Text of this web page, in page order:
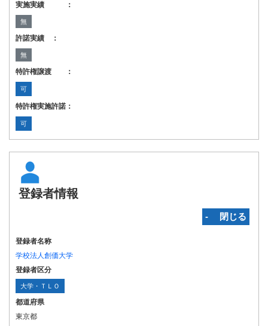
実施実績 ：
無
許諾実績 ：
無
特許権譲渡 ：
可
特許権実施許諾：
可
登録者情報
‐ 閉じる
登録者名称
学校法人創価大学
登録者区分
大学・ＴＬＯ
都道府県
東京都